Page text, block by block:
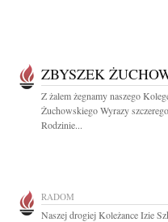
ZBYSZEK
Z żalem żegnamy naszego
Żuchowskiego Wyrazy
Rodzinie...
RADOM
Naszej drogiej Koleżance Izie